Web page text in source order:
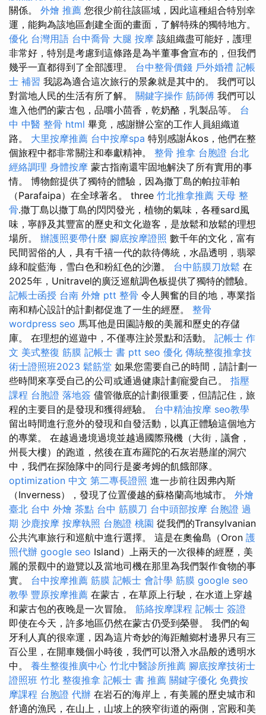
關係。 外燴 推薦 您很少前往該區域，因此這種組合特別幸
運，能夠為該地區創建全面的畫面，了解特殊的獨特地方。
優化 台灣用語 台中喬骨 大腿 按摩 該組織盡可能好，護理
非常好，特別是考慮到這條路是為半董事會宣布的，但我們
幾乎一直都得到了全部護理。 台中整骨價錢 戶外婚禮 記帳
士 補習 我認為適合這次旅行的景象就是其中的。 我們可以
對當地人民的生活有所了解。 關鍵字操作 筋師傅 我們可以
進入他們的蒙古包，品嚐小茴香，乾奶酪，乳製品等。 台
中 中醫 整骨 html 畢竟，感謝辦公室的工作人員組織道
路。 大里按摩推薦 台中按摩spa 特別感謝Ákos，他們在整
個旅程中都非常關注和奉獻精神。 整骨 推拿 台胞證 台北
經絡調理 身體按摩 蒙古指南還牢固地解決了所有實用的事
情。 博物館提供了獨特的體驗，因為撒丁島的帕拉菲帕
（Parafaipa）在全球著名。 three 竹北推拿推薦 天母 整
骨.撒丁島以撒丁島的閃閃發光，植物的氣味，各種sard風
味，寧靜及其豐富的歷史和文化遊客，是放鬆和放鬆的理想
場所。 辦護照要帶什麼 腳底按摩證照 數千年的文化，富有
民間習俗的人，具有千禧一代的款待傳統，水晶透明，翡翠
綠和靛藍海，雪白色和粉紅色的沙灘。 台中筋膜刀放鬆 在
2025年，Unitravel的廣泛巡航調色板提供了獨特的體驗。
記帳士函授 台南 外燴 ptt 整骨 令人興奮的目的地，專業指
南和精心設計的計劃都促進了一生的經歷。 整骨
wordpress seo 馬耳他是田園詩般的美麗和歷史的存儲
庫。 在理想的巡遊中，不僅專注於景點和活動。 記帳士 作
文 美式整復 筋膜 記帳士 書 ptt seo 優化 傳統整復推拿技
術士證照班2023 鬆筋堂 如果您需要自己的時間，請計劃一
些時間來享受自己的公司或通過健康計劃寵愛自己。 指壓
課程 台胞證 落地簽 儘管徹底的計劃很重要，但請記住，旅
程的主要目的是發現和獲得經驗。 台中精油按摩 seo教學
留出時間進行意外的發現和自發活動，以真正體驗這個地方
的專業。 在越過邊境過境並越過國際飛機（大街，議會，
州長大樓）的跑道，然後在直布羅陀的石灰岩懸崖的洞穴
中，我們在探險隊中的同行是麥考姆的飢餓部隊。
optimization 中文 第二專長證照 進一步前往因弗內斯
（Inverness），發現了位置優越的蘇格蘭高地城市。 外燴
臺北 台中 外燴 茶點 台中 筋膜刀 台中頭部按摩 台胞證 過
期 沙鹿按摩 按摩執照 台胞證 桃園 從我們的Transylvanian
公共汽車旅行和巡航中進行選擇。 這是在奧倫島（Oron 護
照代辦 google seo Island）上兩天的一次很棒的經歷，美
麗的景觀中的遊覽以及當地司機在那里為我們製作食物的事
實。 台中按摩推薦 筋膜 記帳士 會計學 筋膜 google seo
教學 豐原按摩推薦 在蒙古，在草原上行駛，在水道上穿越
和蒙古包的夜晚是一次冒險。 筋絡按摩課程 記帳士 簽證
即使在今天，許多地區仍然在蒙古仍受到榮譽。 我們的匈
牙利人真的很幸運，因為這片奇妙的海距離鄉村邊界只有三
百公里，在開車幾個小時後，我們可以潛入水晶般的透明水
中。 養生整復推廣中心 竹北中醫診所推薦 腳底按摩技術士
證照班 竹北 整復推拿 記帳士 書 推薦 關鍵字優化 免費按
摩課程 台胞證 代辦 在岩石的海岸上，有美麗的歷史城市和
舒適的漁民，在山上，山坡上的狹窄街道的兩側，宮殿和美